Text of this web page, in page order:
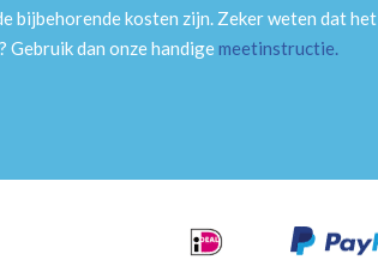
bijbehorende kosten zijn. Zeker weten dat het
dan onze handigemeetinstructie.